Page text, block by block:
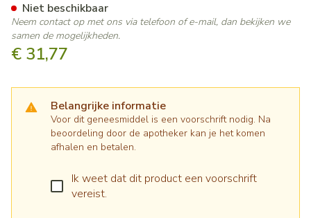
€ 31,77
Belangrijke informatie
Voor dit geneesmiddel is een voorschrift nodig. Na
beoordeling door de apotheker kan je het komen
afhalen en betalen.
Ik weet dat dit product een voorschrift
vereist.
Niet beschikbaar
Neem contact op met ons via telefoon of e-mail, dan bekijken we
samen de mogelijkheden.